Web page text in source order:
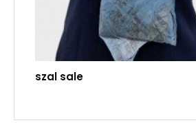
szal sale